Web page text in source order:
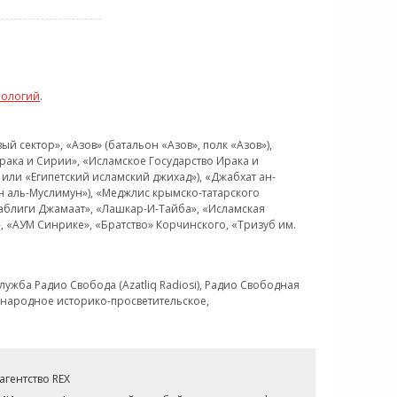
.
«Азов» (батальон «Азов», полк «Азов»),
и Сирии», «Исламское Государство Ирака и
«Египетский исламский джихад»), «Джабхат ан-
Муслимун»), «Меджлис крымско-татарского
Джамаат», «Лашкар-И-Тайба», «Исламская
Синрике», «Братство» Корчинского, «Тризуб им.
Радио Свобода (Azatliq Radiosi), Радио Свободная
историко-просветительское,
REX